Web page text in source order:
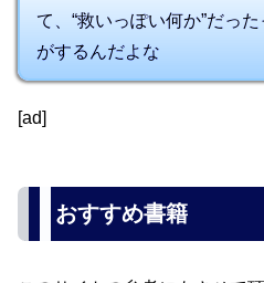
て、“救いっぽい何か”だっ
がするんだよな
[ad]
おすすめ書籍